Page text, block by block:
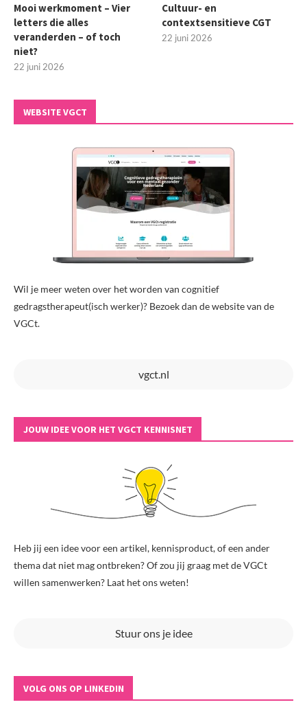
Mooi werkmoment – Vier
letters die alles
veranderden – of toch
niet?
22 juni 2026
Cultuur- en
contextsensitieve CGT
22 juni 2026
WEBSITE VGCT
Wil je meer weten over het worden van cognitief
gedragstherapeut(isch werker)? Bezoek dan de website van de
VGCt.
vgct.nl
JOUW IDEE VOOR HET VGCT KENNISNET
Heb jij een idee voor een artikel, kennisproduct, of een ander
thema dat niet mag ontbreken? Of zou jij graag met de VGCt
willen samenwerken? Laat het ons weten!
Stuur ons je idee
VOLG ONS OP LINKEDIN